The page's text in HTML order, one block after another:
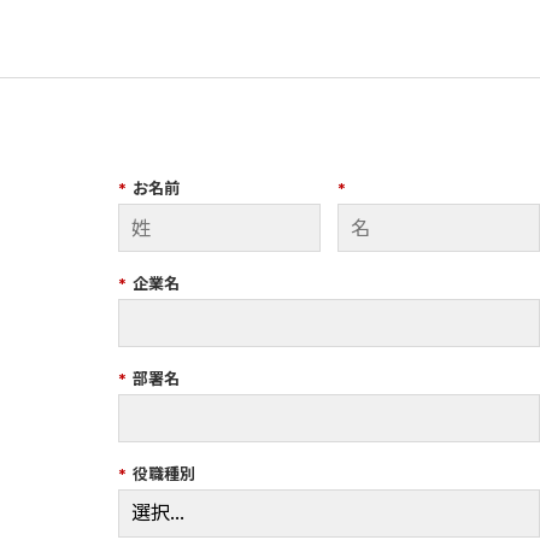
* お名前 *
* 企業名
* 部署名
* 役職種別